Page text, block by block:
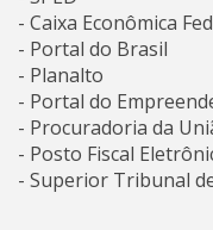
- Caixa Econômica
- Portal do Brasil
- Planalto
- Portal do
- Procuradoria da
- Posto Fiscal
- Superior Tribunal